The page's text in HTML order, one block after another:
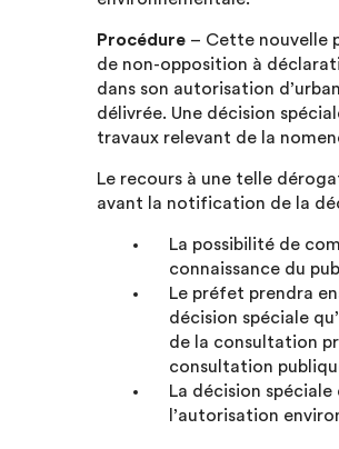
Procédure – Cette nouvelle
de non-opposition à
dans son autorisation
délivrée. Une décision
travaux relevant de la
Le recours à une telle
avant la notification de la
La possibilité de
connaissance du
Le préfet prendra
décision spéciale
de la consultation
consultation
La décision
l’autorisation